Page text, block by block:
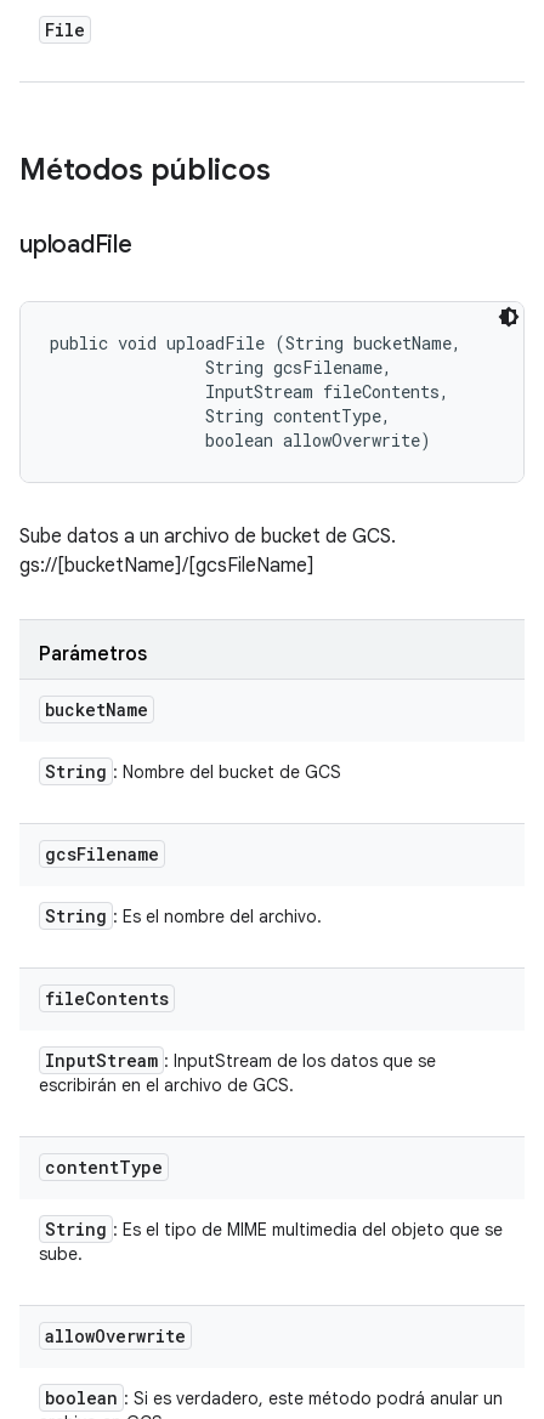
File
Métodos públicos
uploadFile
public void uploadFile (String bucketName,
                String gcsFilename,
                InputStream fileContents,
                String contentType,
                boolean allowOverwrite)
Sube datos a un archivo de bucket de GCS.
gs://[bucketName]/[gcsFileName]
Parámetros
bucketName
String : Nombre del bucket de GCS
gcsFilename
String : Es el nombre del archivo.
fileContents
InputStream : InputStream de los datos que se
escribirán en el archivo de GCS.
contentType
String : Es el tipo de MIME multimedia del objeto que se
sube.
allowOverwrite
boolean : Si es verdadero, este método podrá anular un